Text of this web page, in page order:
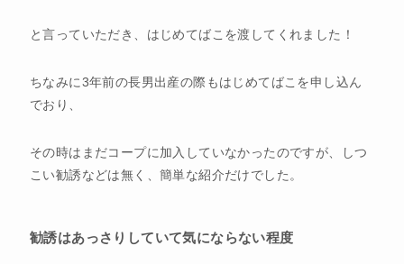
と言っていただき、はじめてばこを渡してくれました！
ちなみに3年前の長男出産の際もはじめてばこを申し込ん
でおり、
その時はまだコープに加入していなかったのですが、しつ
こい勧誘などは無く、簡単な紹介だけでした。
勧誘はあっさりしていて気にならない程度